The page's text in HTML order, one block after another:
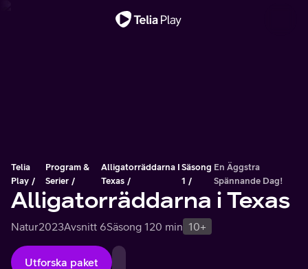
Telia
Play
Program &
Serier
Alligatorräddarna I
Texas
Säsong
1
En Äggstra
Spännande Dag!
Alligatorräddarna i Texas
Natur2023Avsnitt 6Säsong 120 min 10+
Utforska paket